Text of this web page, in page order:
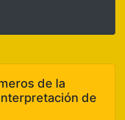
de la
de